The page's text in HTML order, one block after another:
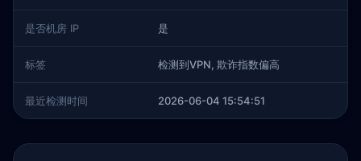
是否机房 IP 是
标签 检测到VPN, 欺诈指数偏高
最近检测时间 2026-06-04 15:54:51